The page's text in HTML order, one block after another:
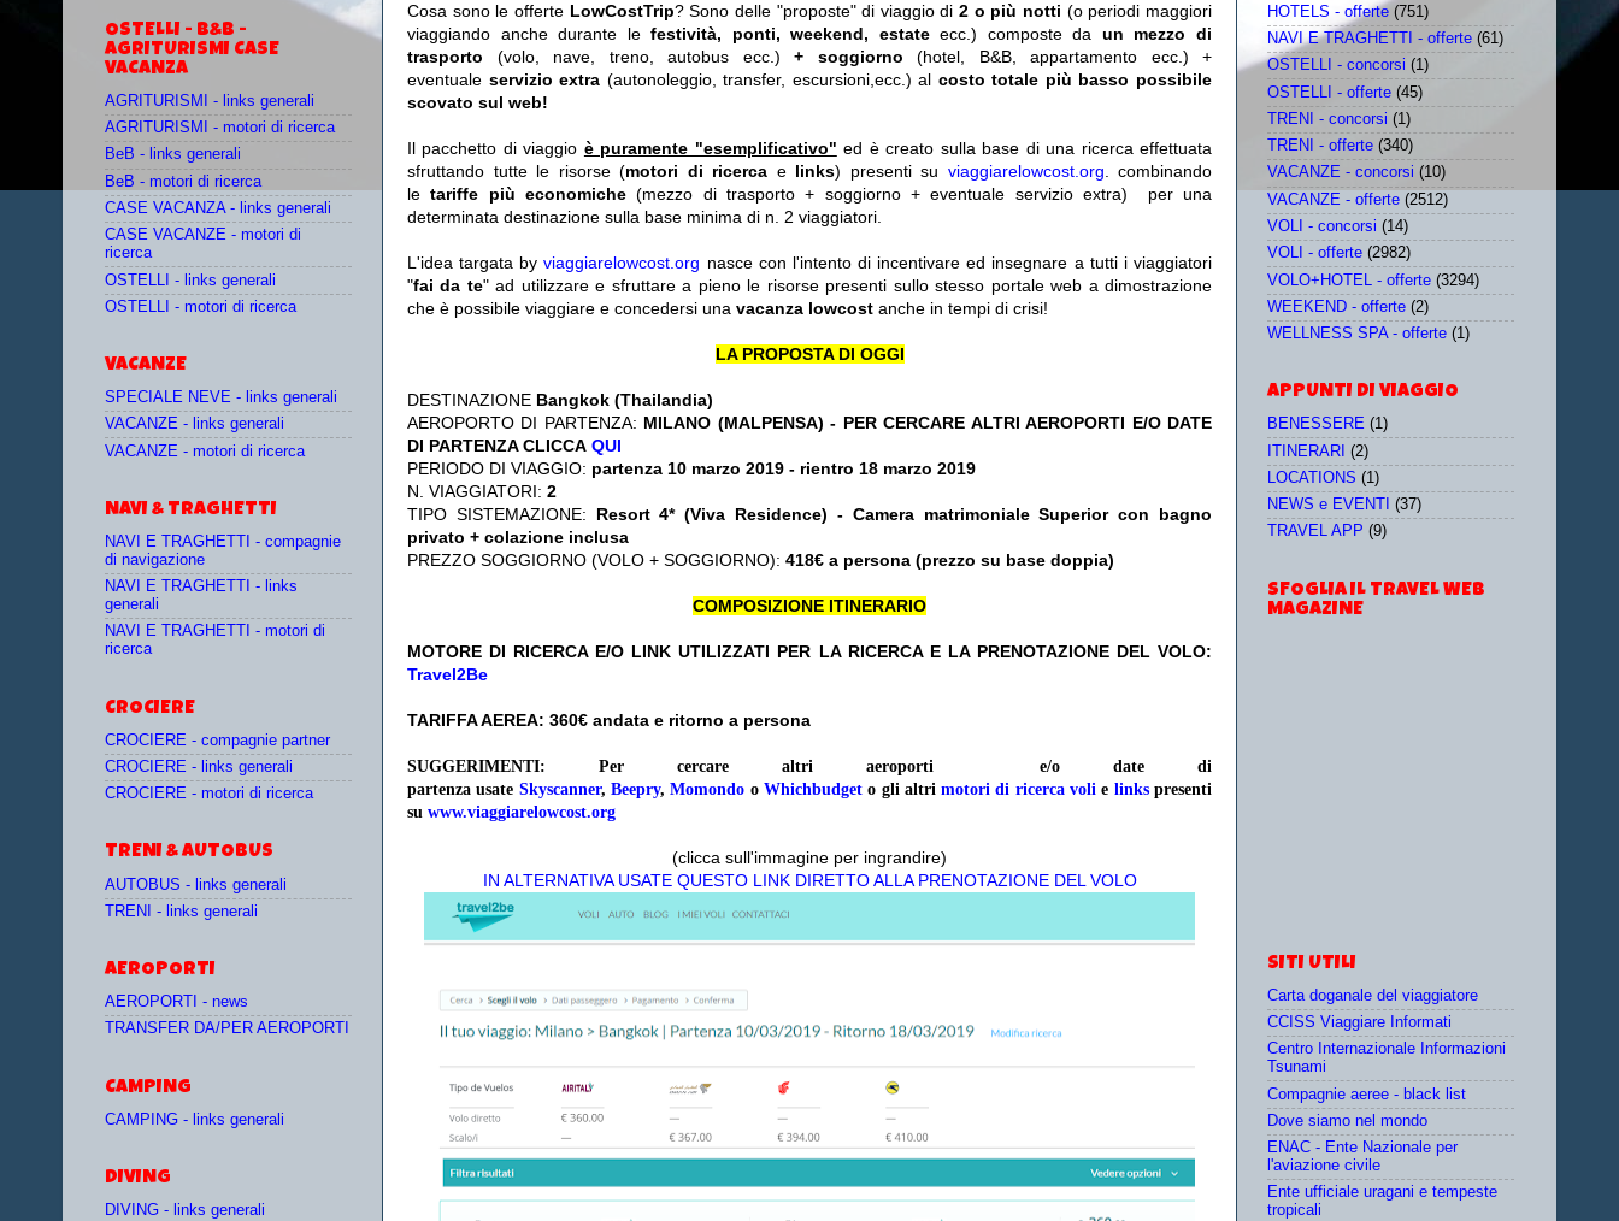
Cosa sono le offerte LowCostTrip? Sono delle "proposte" di viaggio di2 o più notti (o periodi maggiori
viaggiando anche durante lefestività, ponti, weekend, estateecc.) composte da un mezzo di
trasporto (volo, nave, treno, autobus ecc.) + soggiorno (hotel, B&B, appartamento ecc.) +
eventuale servizio extra (autonoleggio, transfer, escursioni,ecc.) al costo totale più basso possibile
scovato sul web!
Il pacchetto di viaggio è puramente "esemplificativo" ed è creato sulla base di una ricerca effettuata
sfruttando tutte le risorse (motori di ricerca e links) presenti su viaggiarelowcost.org . combinando
le tariffe più economiche(mezzo di trasporto + soggiorno + eventuale servizio extra)
per una
determinata destinazione sulla base minima di n. 2 viaggiatori.
L'idea targata byviaggiarelowcost.org nasce con l'intento di incentivare ed insegnare a tutti i viaggiatori
"fai da te" ad utilizzare e sfruttare a pieno le risorse presenti sullo stesso portale web a dimostrazione
che è possibile viaggiare e concedersi una vacanza lowcost anche in tempi di crisi!
LA PROPOSTA DI OGGI
DESTINAZIONE Bangkok (Thailandia)
AEROPORTO DI PARTENZA: MILANO (MALPENSA) - PER CERCARE ALTRI AEROPORTI E/O DATE
DI PARTENZA CLICCA QUI
PERIODO DI VIAGGIO: partenza 10 marzo 2019 - rientro 18 marzo 2019
N. VIAGGIATORI: 2
TIPO SISTEMAZIONE: Resort 4* (Viva Residence) - Camera matrimoniale Superior con bagno
privato + colazione inclusa
PREZZO SOGGIORNO (VOLO + SOGGIORNO): 418€ a persona (prezzo su base doppia)
COMPOSIZIONE ITINERARIO
MOTORE DI RICERCA E/O LINK UTILIZZATI PER LA RICERCA E LA PRENOTAZIONE DEL VOLO:
Travel2Be
TARIFFA AEREA: 360€ andata e ritorno a persona
SUGGERIMENTI: Per cercare altri aeroporti e/o date di
partenza usate Skyscanner, Beepry,Momondo o Whichbudgeto gli altrimotori di ricerca voli e linkspresenti
su www.viaggiarelowcost.org
(clicca sull'immagine per ingrandire)
IN ALTERNATIVA USATE QUESTO LINK DIRETTO ALLA PRENOTAZIONE DEL VOLO
OSTELLI - B&B -
AGRITURISMI CASE
VACANZA
AGRITURISMI - links generali
AGRITURISMI - motori di ricerca
BeB - links generali
BeB - motori di ricerca
CASE VACANZA - links generali
CASE VACANZE - motori di
ricerca
OSTELLI - links generali
OSTELLI - motori di ricerca
VACANZE
SPECIALE NEVE - links generali
VACANZE - links generali
VACANZE - motori di ricerca
NAVI & TRAGHETTI
NAVI E TRAGHETTI - compagnie
di navigazione
NAVI E TRAGHETTI - links
generali
NAVI E TRAGHETTI - motori di
ricerca
CROCIERE
CROCIERE - compagnie partner
CROCIERE - links generali
CROCIERE - motori di ricerca
TRENI & AUTOBUS
AUTOBUS - links generali
TRENI - links generali
AEROPORTI
AEROPORTI - news
TRANSFER DA/PER AEROPORTI
CAMPING
CAMPING - links generali
DIVING
DIVING - links generali
HOTELS - offerte (751)
NAVI E TRAGHETTI - offerte (61)
OSTELLI - concorsi (1)
OSTELLI - offerte (45)
TRENI - concorsi (1)
TRENI - offerte (340)
VACANZE - concorsi (10)
VACANZE - offerte (2512)
VOLI - concorsi (14)
VOLI - offerte (2982)
VOLO+HOTEL - offerte (3294)
WEEKEND - offerte (2)
WELLNESS SPA - offerte (1)
APPUNTI DI VIAGGIO
BENESSERE (1)
ITINERARI (2)
LOCATIONS (1)
NEWS e EVENTI
(37)
TRAVEL APP (9)
SFOGLIA IL TRAVEL WEB
MAGAZINE
SITI UTILI
Carta doganale del viaggiatore
CCISS Viaggiare Informati
Centro Internazionale Informazioni
Tsunami
Compagnie aeree - black list
Dove siamo nel mondo
ENAC - Ente Nazionale per
l'aviazione civile
Ente ufficiale uragani e tempeste
tropicali